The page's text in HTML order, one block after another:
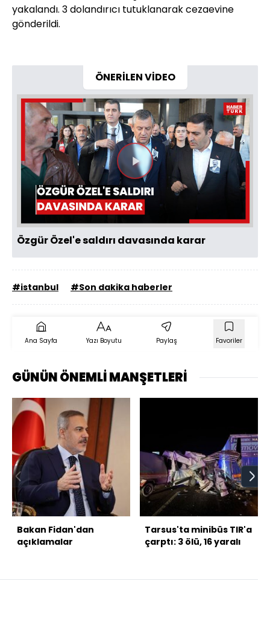
yakalandı. 3 dolandırıcı tutuklanarak cezaevine
gönderildi.
ÖNERİLEN VİDEO
Videoyu
Oynat
Özgür Özel'e saldırı davasında karar
#istanbul #Son dakika haberler
Ana Sayfa Yazı Boyutu Paylaş Favoriler
GÜNÜN ÖNEMLİ MANŞETLERİ
Bakan Fidan'dan
açıklamalar
Tarsus'ta minibüs TIR'a
çarptı: 3 ölü, 16 yaralı